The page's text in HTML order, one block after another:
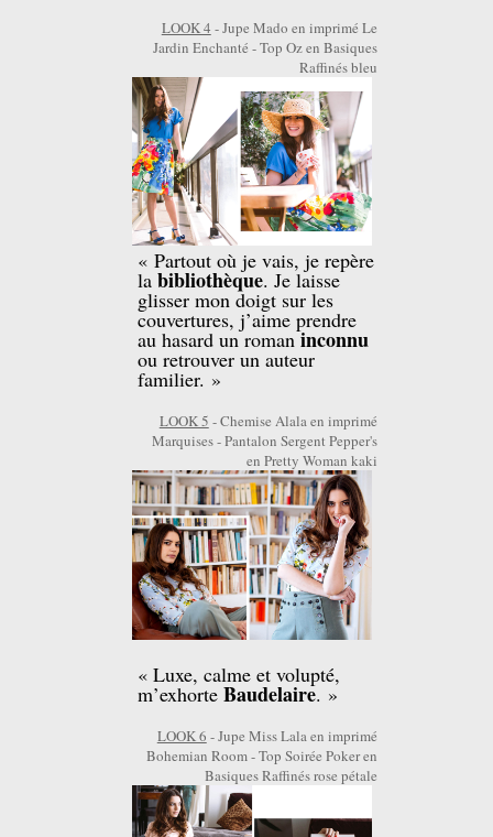
LOOK 4 - Jupe Mado en imprimé Le
Jardin Enchanté - Top Oz en Basiques
Raffinés bleu
« Partout où je vais, je repère
labibliothèque. Je laisse
glisser mon doigt sur les
couvertures, j’aime prendre
au hasard un romaninconnu
ou retrouver un auteur
familier. »
LOOK 5 - Chemise Alala en imprimé
Marquises - Pantalon Sergent Pepper's
en Pretty Woman kaki
« Luxe, calme et volupté,
m’exhorteBaudelaire. »
LOOK 6 - Jupe Miss Lala en imprimé
Bohemian Room - Top Soirée Poker en
Basiques Raffinés rose pétale